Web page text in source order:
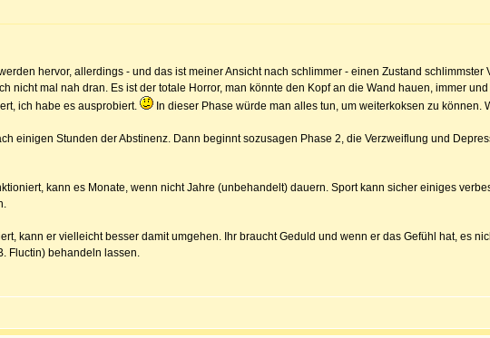
hervor, allerdings - und das ist meiner Ansicht nach schlimmer - einen Zustand schlimmster
nicht mal nah dran. Es ist der totale Horror, man könnte den Kopf an die Wand hauen, immer
ich habe es ausprobiert.
In dieser Phase würde man alles tun, um weiterkoksen zu können.
einigen Stunden der Abstinenz. Dann beginnt sozusagen Phase 2, die Verzweiflung und
kann es Monate, wenn nicht Jahre (unbehandelt) dauern. Sport kann sicher einiges
kann er vielleicht besser damit umgehen. Ihr braucht Geduld und wenn er das Gefühl hat, es
Fluctin) behandeln lassen.